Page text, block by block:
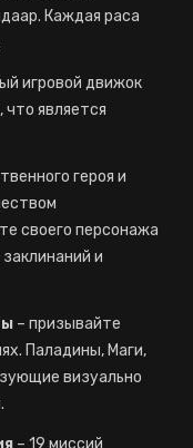
Каждая раса
игровой движок
является
героя и
своего персонажа
и
– призывайте
Паладины, Маги,
визуально
– 19 миссий